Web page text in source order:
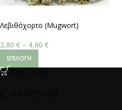
Λεβιθόχορτο (Mugwort)
2,80 € – 4,60 €
ΕΠΙΛΟΓΉ
ΚΑΤΑΣΤΗΜΑ
ΕΞΥΠΗΡΕΤΗΣΗ